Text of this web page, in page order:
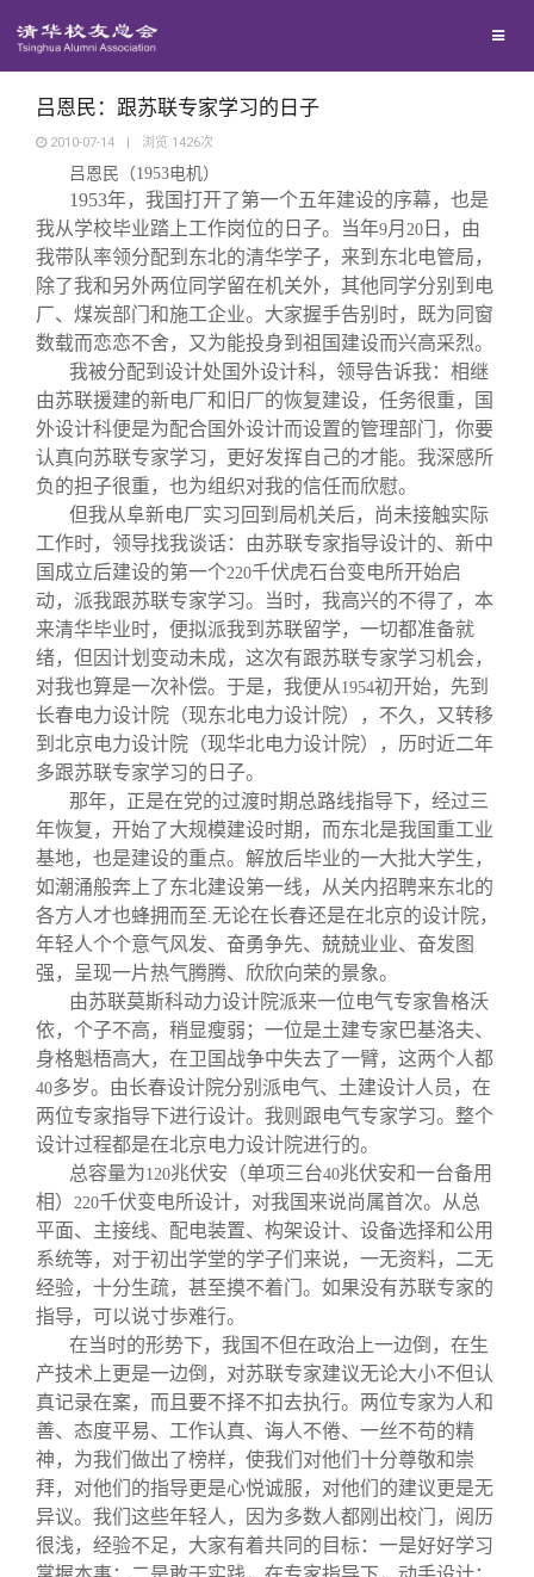
西南联大校友会
义工计划
新媒体平台
青春风采
校友文苑
校友讲坛
校友视界
校友服务
终身学习
信息化服务
三创大赛
实用信息
校友总会
总会简介
会长致辞
总会章程
理事会名单
制度法规
联系我们
关闭
吕恩民：跟苏联专家学习的日子
2010-07-14 | 浏览 1426次
吕恩民（1953电机）
1953年，我国打开了第一个五年建设的序幕，也是
我从学校毕业踏上工作岗位的日子。当年9月 20 日，由
我带队率领分配到东北的清华学子，来到东北电管局，
除了我和另外两位同学留在机关外，其他同学分别到电
厂、煤炭部门和施工企业。大家握手告别时，既为同窗
数载而恋恋不舍，又为能投身到祖国建设而兴高采烈。
我被分配到设计处国外设计科，领导告诉我：相继
由苏联援建的新电厂和旧厂的恢复建设，任务很重，国
外设计科便是为配合国外设计而设置的管理部门，你要
认真向苏联专家学习，更好发挥自己的才能。我深感所
负的担子很重，也为组织对我的信任而欣慰。
但我从阜新电厂实习回到局机关后，尚未接触实际
工作时，领导找我谈话：由苏联专家指导设计的、新中
国成立后建设的第一个220千伏虎石台变电所开始启
动，派我跟苏联专家学习。当时，我高兴的不得了，本
来清华毕业时，便拟派我到苏联留学，一切都准备就
绪，但因计划变动未成，这次有跟苏联专家学习机会，
对我也算是一次补偿。于是，我便从 1954初开始，先到
长春电力设计院（现东北电力设计院），不久，又转移
到北京电力设计院（现华北电力设计院），历时近二年
多跟苏联专家学习的日子。
那年，正是在党的过渡时期总路线指导下，经过三
年恢复，开始了大规模建设时期，而东北是我国重工业
基地，也是建设的重点。解放后毕业的一大批大学生，
如潮涌般奔上了东北建设第一线，从关内招聘来东北的
各方人才也蜂拥而至.无论在长春还是在北京的设计院，
年轻人个个意气风发、奋勇争先、兢兢业业、奋发图
强，呈现一片热气腾腾、欣欣向荣的景象。
由苏联莫斯科动力设计院派来一位电气专家鲁格沃
依，个子不高，稍显瘦弱；一位是土建专家巴基洛夫、
身格魁梧高大，在卫国战争中失去了一臂，这两个人都
40多岁。由长春设计院分别派电气、土建设计人员，在
两位专家指导下进行设计。我则跟电气专家学习。整个
设计过程都是在北京电力设计院进行的。
总容量为120兆伏安（单项三台40兆伏安和一台备用
相） 220千伏变电所设计，对我国来说尚属首次。从总
平面、主接线、配电装置、构架设计、设备选择和公用
系统等，对于初出学堂的学子们来说，一无资料，二无
经验，十分生疏，甚至摸不着门。如果没有苏联专家的
指导，可以说寸歩难行。
在当时的形势下，我国不但在政治上一边倒，在生
产技术上更是一边倒，对苏联专家建议无论大小不但认
真记录在案，而且要不择不扣去执行。两位专家为人和
善、态度平易、工作认真、诲人不倦、一丝不苟的精
神，为我们做出了榜样，使我们对他们十分尊敬和崇
拜，对他们的指导更是心悦诚服，对他们的建议更是无
异议。我们这些年轻人，因为多数人都刚出校门，阅历
很浅，经验不足，大家有着共同的目标：一是好好学习